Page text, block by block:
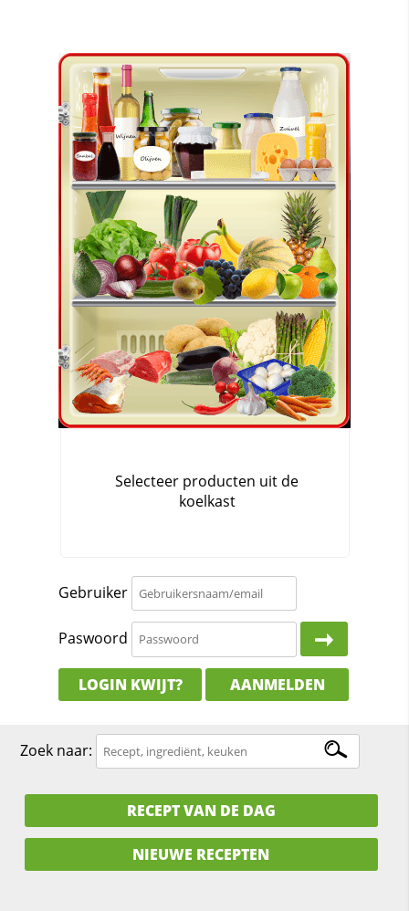
Gebruiker
Paswoord
LOGIN KWIJT? AANMELDEN
Zoek naar:
RECEPT VAN DE DAG
NIEUWE RECEPTEN